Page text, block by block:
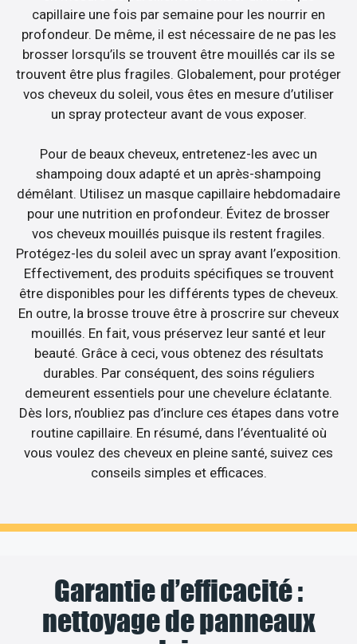
capillaire une fois par semaine pour les nourrir en
profondeur. De même, il est nécessaire de ne pas les
brosser lorsqu’ils se trouvent être mouillés car ils se
trouvent être plus fragiles. Globalement, pour protéger
vos cheveux du soleil, vous êtes en mesure d’utiliser
un spray protecteur avant de vous exposer.
Pour de beaux cheveux, entretenez-les avec un
shampoing doux adapté et un après-shampoing
démêlant. Utilisez un masque capillaire hebdomadaire
pour une nutrition en profondeur. Évitez de brosser
vos cheveux mouillés puisque ils restent fragiles.
Protégez-les du soleil avec un spray avant l’exposition.
Effectivement, des produits spécifiques se trouvent
être disponibles pour les différents types de cheveux.
En outre, la brosse trouve être à proscrire sur cheveux
mouillés. En fait, vous préservez leur santé et leur
beauté. Grâce à ceci, vous obtenez des résultats
durables. Par conséquent, des soins réguliers
demeurent essentiels pour une chevelure éclatante.
Dès lors, n’oubliez pas d’inclure ces étapes dans votre
routine capillaire. En résumé, dans l’éventualité où
vous voulez des cheveux en pleine santé, suivez ces
conseils simples et efficaces.
Garantie d’efficacité :
nettoyage de panneaux